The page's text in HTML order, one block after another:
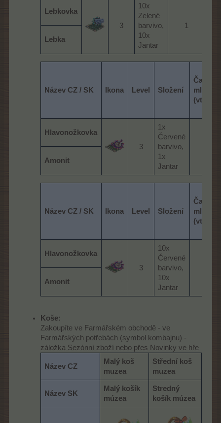
Lebkovka
3​
10x
Zelené
barvivo,
10x
Jantar
1​
Lebka
Název CZ / SK Ikona Level Složení
Čas
mletí
Hlavonožkovka
3​
1x
Červené
barvivo,
1x
Jantar
Amonit
Název CZ / SK Ikona Level Složení
Čas
mletí
Hlavonožkovka
3​
10x
Červené
barvivo,
10x
Jantar
Amonit
Koše:
Zakoupíte ve Farmářském obchodě - ve
Farmářských potřebách (symbol kombajnu) -
záložka Sezónní zboží nebo přes Novinky ve hře
Název CZ
Malý koš
muzea
Střední koš
muzea
Název SK
Malý košík
múzea
Stredný
košík múzea